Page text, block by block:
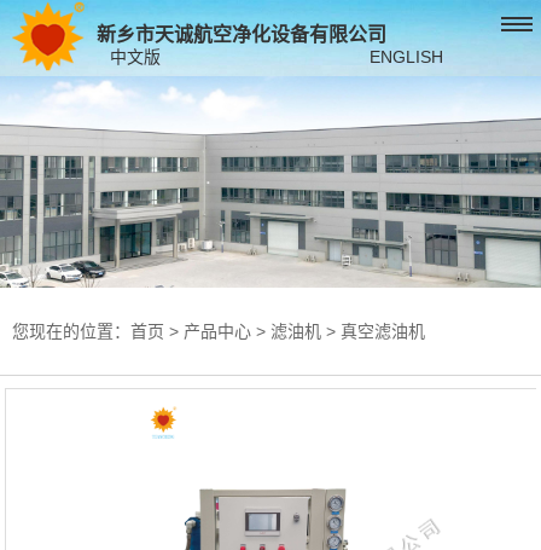
新乡市天诚航空净化设备有限公司
中文版 ENGLISH
您现在的位置： 首页 > 产品中心 > 滤油机 > 真空滤油机